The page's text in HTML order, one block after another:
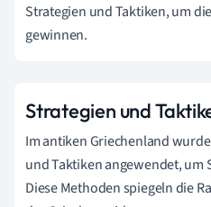
Strategien und Taktiken, um
gewinnen.
Strategien und
Im antiken Griechenland
und Taktiken angewendet, um
Diese Methoden spiegeln die